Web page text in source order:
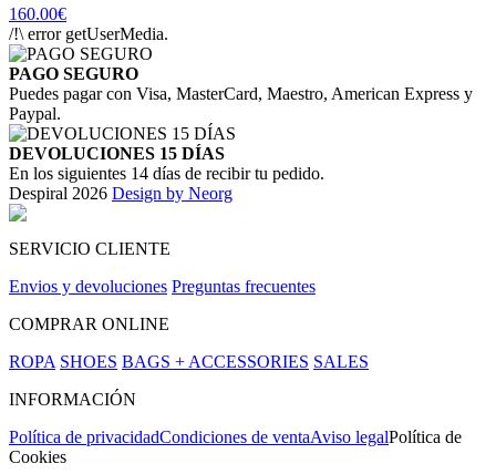
160.00€
/!\ error getUserMedia.
PAGO SEGURO
Puedes pagar con Visa, MasterCard, Maestro, American Express y
Paypal.
DEVOLUCIONES 15 DÍAS
En los siguientes 14 días de recibir tu pedido.
Despiral 2026 Design by Neorg
SERVICIO CLIENTE
Envios y devoluciones Preguntas frecuentes
COMPRAR ONLINE
ROPA SHOES BAGS + ACCESSORIES SALES
INFORMACIÓN
Política de privacidadCondiciones de ventaAviso legalPolítica de
Cookies